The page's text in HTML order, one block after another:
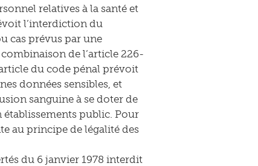
relatives à la santé et
l’interdiction du
cas prévus par une
de l’article 226-
du code pénal prévoit
données sensibles, et
sanguine à se doter de
public. Pour
au principe de légalité des
du 6 janvier 1978 interdit